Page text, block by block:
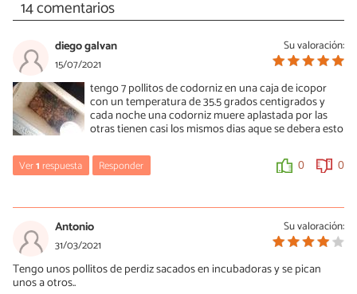
14 comentarios
Su valoración:
diego galvan
15/07/2021
tengo 7 pollitos de codorniz en una caja de icopor
con un temperatura de 35.5 grados centigrados y
cada noche una codorniz muere aplastada por las
otras tienen casi los mismos dias aque se debera esto
Ver1respuesta Responder 0 0
15/07/2021
Hola, no dices qué edad tienen ni las medidas de la caja y ambos
son factores a tener en cuenta para su bienestar. Un saludo.
Su valoración:
Antonio
31/03/2021
Tengo unos pollitos de perdiz sacados en incubadoras y se pican
unos a otros..